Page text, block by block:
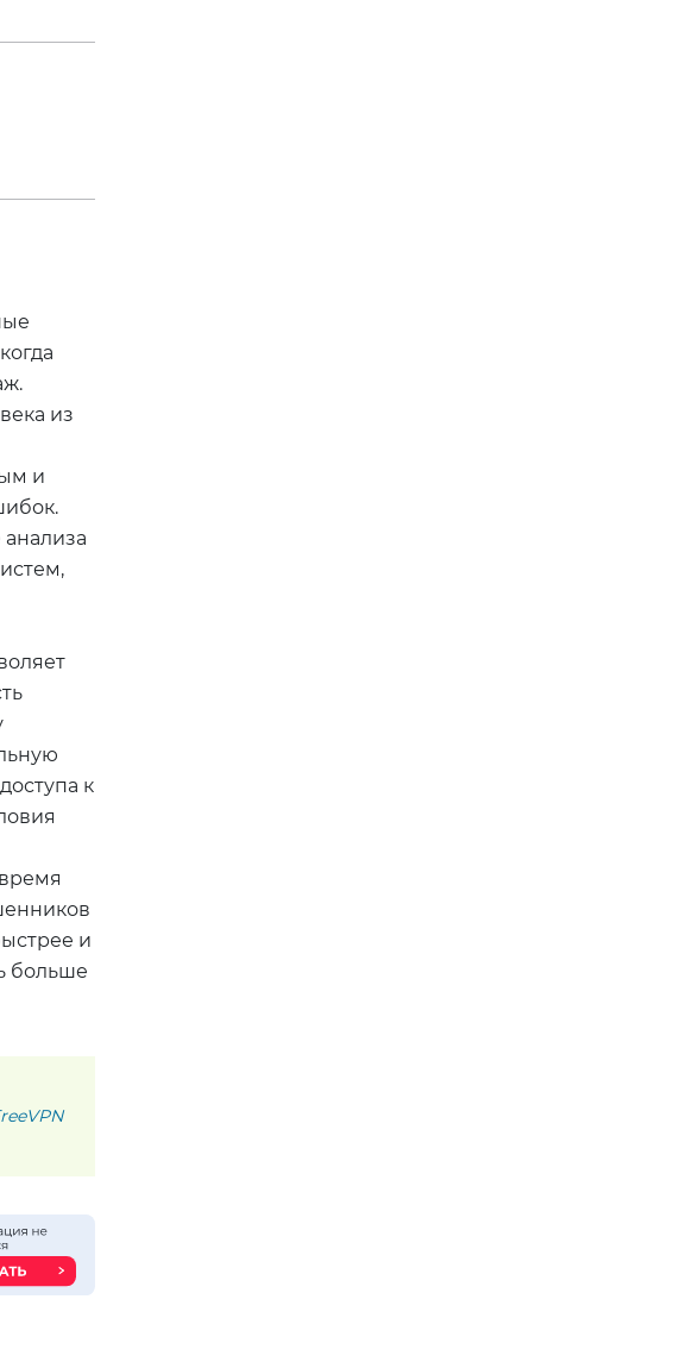
из
и
к
и
больше